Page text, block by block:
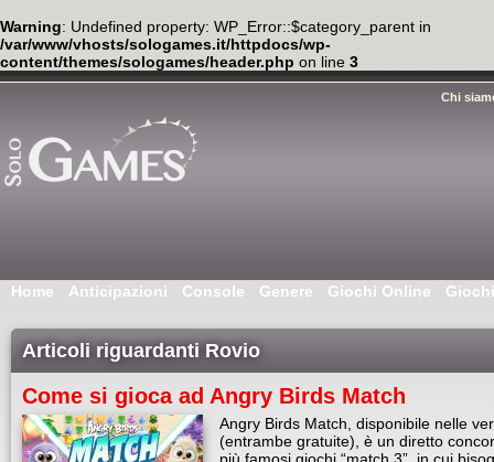
Warning: Undefined property: WP_Error::$category_parent in
/var/www/vhosts/sologames.it/httpdocs/wp-
content/themes/sologames/header.php on line 3
Chi
Home Anticipazioni Console Genere Giochi Online
Articoli riguardanti Rovio
Come si gioca ad Angry Birds Match
Angry Birds Match, disponibile nelle
(entrambe gratuite), è un diretto